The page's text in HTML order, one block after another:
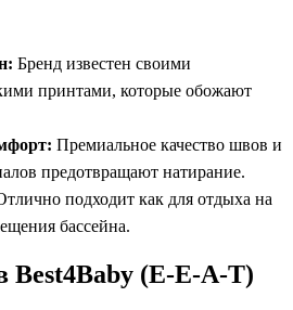
Бренд известен своими
принтами, которые обожают
Премиальное качество швов и
предотвращают натирание.
подходит как для отдыха на
бассейна.
Best4Baby (E-E-A-T)